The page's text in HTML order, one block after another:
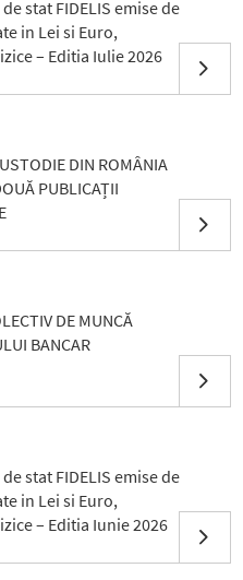
stat FIDELIS emise de
in Lei si Euro,
– Editia Iulie 2026
DIN ROMÂNIA
PUBLICAȚII
DE MUNCĂ
BANCAR
stat FIDELIS emise de
in Lei si Euro,
– Editia Iunie 2026